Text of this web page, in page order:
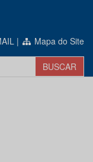
| Mapa do Site